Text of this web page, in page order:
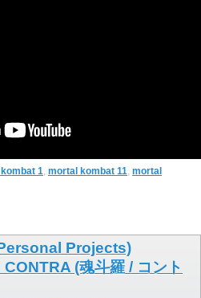
1 mortal kombat 11 mortal
Projects)
(魂斗羅 / コント